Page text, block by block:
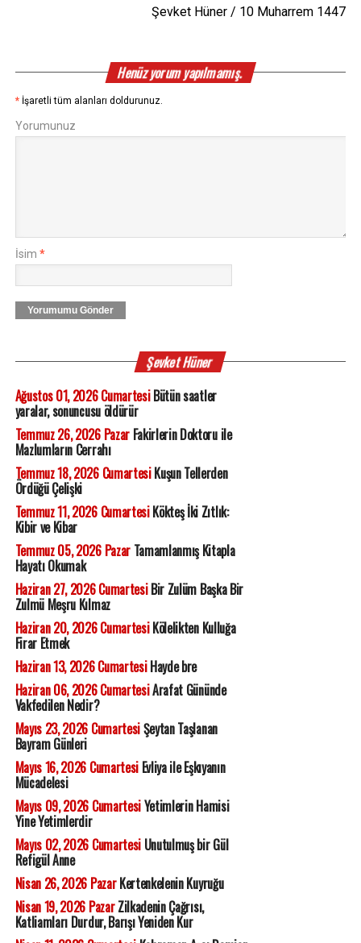
Şevket Hüner / 10 Muharrem 1447
Henüz yorum yapılmamış.
* İşaretli tüm alanları doldurunuz.
Yorumunuz
İsim *
Yorumumu Gönder
Şevket Hüner
Ağustos 01, 2026 CumartesiBütün saatler
yaralar, sonuncusu öldürür
Temmuz 26, 2026 PazarFakirlerin Doktoru ile
Mazlumların Cerrahı
Temmuz 18, 2026 CumartesiKuşun Tellerden
Ördüğü Çelişki
Temmuz 11, 2026 CumartesiKökteş İki Zıtlık:
Kibir ve Kibar
Temmuz 05, 2026 PazarTamamlanmış Kitapla
Hayatı Okumak
Haziran 27, 2026 CumartesiBir Zulüm Başka Bir
Zulmü Meşru Kılmaz
Haziran 20, 2026 CumartesiKölelikten Kulluğa
Firar Etmek
Haziran 13, 2026 CumartesiHayde bre
Haziran 06, 2026 CumartesiArafat Gününde
Vakfedilen Nedir?
Mayıs 23, 2026 CumartesiŞeytan Taşlanan
Bayram Günleri
Mayıs 16, 2026 CumartesiEvliya ile Eşkıyanın
Mücadelesi
Mayıs 09, 2026 CumartesiYetimlerin Hamisi
Yine Yetimlerdir
Mayıs 02, 2026 CumartesiUnutulmuş bir Gül
Refigül Anne
Nisan 26, 2026 PazarKertenkelenin Kuyruğu
Nisan 19, 2026 PazarZilkadenin Çağrısı,
Katliamları Durdur, Barışı Yeniden Kur